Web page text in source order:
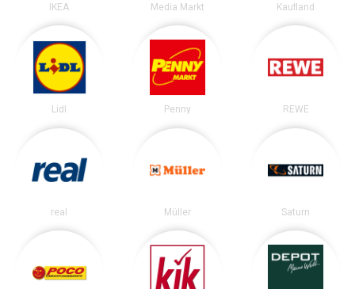
IKEA Media Markt Kaufland
Lidl Penny REWE
real Müller Saturn